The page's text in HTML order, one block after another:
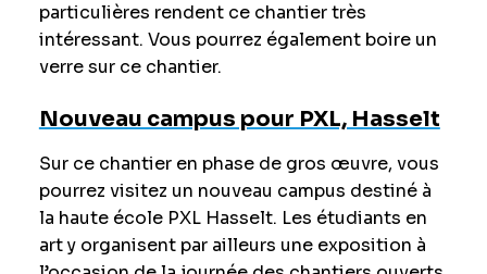
particulières rendent ce chantier très
intéressant. Vous pourrez également boire un
verre sur ce chantier.
Nouveau campus pour PXL, Hasselt
Sur ce chantier en phase de gros œuvre, vous
pourrez visitez un nouveau campus destiné à
la haute école PXL Hasselt. Les étudiants en
art y organisent par ailleurs une exposition à